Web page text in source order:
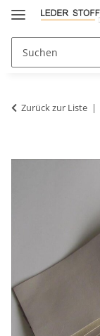
Zurück zur Liste